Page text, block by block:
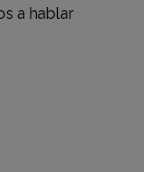
a hablar